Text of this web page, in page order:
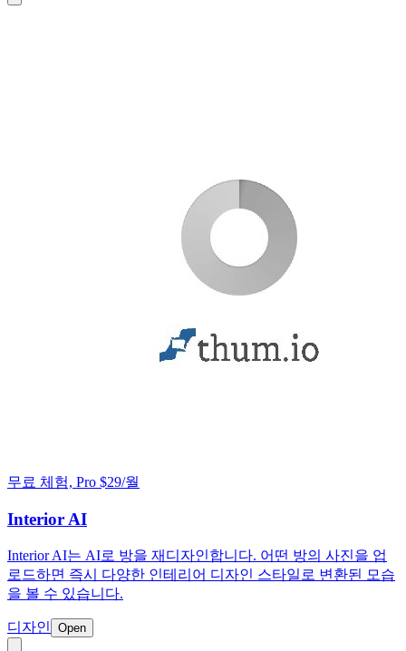
무료 체험, Pro $29/월
Interior AI
Interior AI는 AI로 방을 재디자인합니다. 어떤 방의 사진을 업
로드하면 즉시 다양한 인테리어 디자인 스타일로 변환된 모습
을 볼 수 있습니다.
디자인 Open